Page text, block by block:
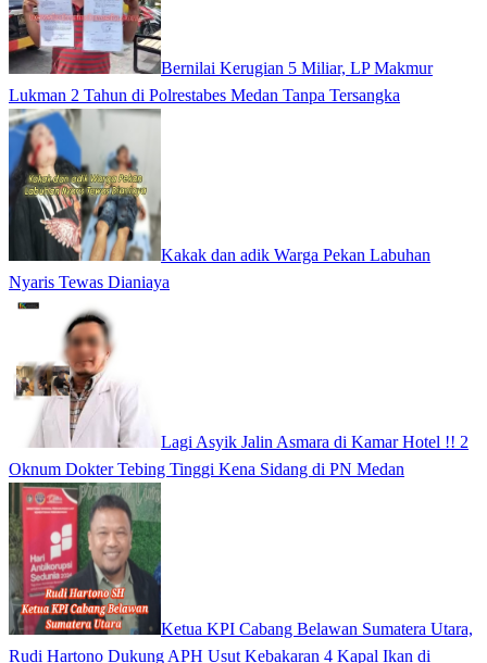
Bernilai Kerugian 5 Miliar, LP Makmur
Lukman 2 Tahun di Polrestabes Medan Tanpa Tersangka
Kakak dan adik Warga Pekan Labuhan
Nyaris Tewas Dianiaya
Lagi Asyik Jalin Asmara di Kamar Hotel !! 2
Oknum Dokter Tebing Tinggi Kena Sidang di PN Medan
Ketua KPI Cabang Belawan Sumatera Utara,
Rudi Hartono Dukung APH Usut Kebakaran 4 Kapal Ikan di